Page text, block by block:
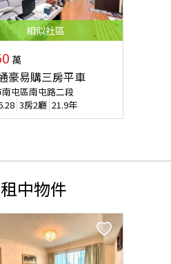
相似社區
萬
豪易購三房平車
屯區南屯路二段
3房2廳 21.9年
中物件